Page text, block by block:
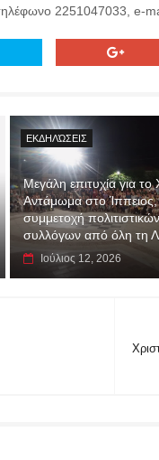
2251047033 , e-
ΕΚΔΗΛΏΣΕΙΣ
Μεγάλη επιτυχία για το
Αντάμωμα στο Ίππειος,
συμμετοχή πολιτιστικών
συλλόγων από όλη τη
Ιούλιος 12, 2026